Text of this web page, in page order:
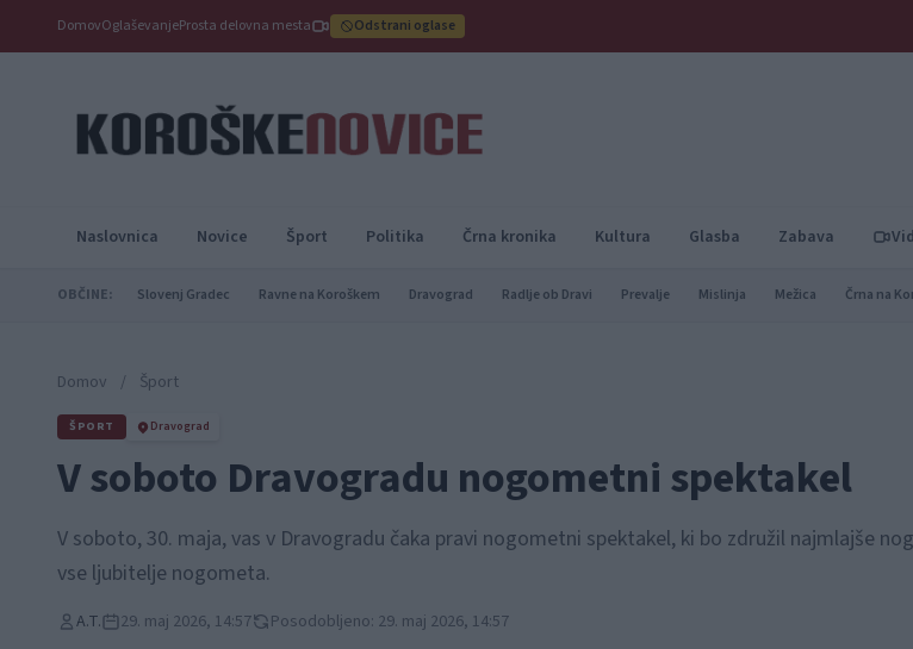
DomovOglaševanjeProsta delovna mesta Odstrani oglase
Naslovnica Novice Šport Politika Črna kronika Kultura Glasba Zabava
OBČINE: Slovenj Gradec Ravne na Koroškem Dravograd Radlje ob Dravi Prevalje Mislinja Mežica Črna na
Domov / Šport
ŠPORT Dravograd
V soboto Dravogradu nogometni spektakel
V soboto, 30. maja, vas v Dravogradu čaka pravi nogometni spektakel, ki bo združil najmlajše
vse ljubitelje nogometa.
A.T. 29. maj 2026, 14:57 Posodobljeno: 29. maj 2026, 14:57